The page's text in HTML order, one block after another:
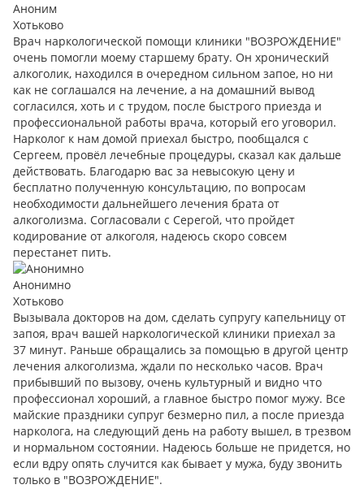
Аноним
Хотьково
Врач наркологической помощи клиники "ВОЗРОЖДЕНИЕ"
очень помогли моему старшему брату. Он хронический
алкоголик, находился в очередном сильном запое, но ни
как не соглашался на лечение, а на домашний вывод
согласился, хоть и с трудом, после быстрого приезда и
профессиональной работы врача, который его уговорил.
Нарколог к нам домой приехал быстро, пообщался с
Сергеем, провёл лечебные процедуры, сказал как дальше
действовать. Благодарю вас за невысокую цену и
бесплатно полученную консультацию, по вопросам
необходимости дальнейшего лечения брата от
алкоголизма. Согласовали с Серегой, что пройдет
кодирование от алкоголя, надеюсь скоро совсем
перестанет пить.
Анонимно
Хотьково
Вызывала докторов на дом, сделать супругу капельницу от
запоя, врач вашей наркологической клиники приехал за
37 минут. Раньше обращались за помощью в другой центр
лечения алкоголизма, ждали по несколько часов. Врач
прибывший по вызову, очень культурный и видно что
профессионал хороший, а главное быстро помог мужу. Все
майские праздники супруг безмерно пил, а после приезда
нарколога, на следующий день на работу вышел, в трезвом
и нормальном состоянии. Надеюсь больше не придется, но
если вдру опять случится как бывает у мужа, буду звонить
только в "ВОЗРОЖДЕНИЕ".